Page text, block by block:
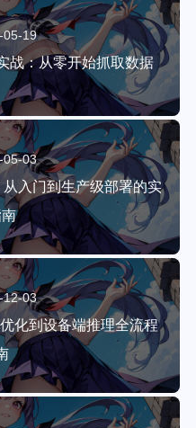
19
战：从零开始抓取数据
03
入门到生产级部署的实
03
化到设备端推理全流程